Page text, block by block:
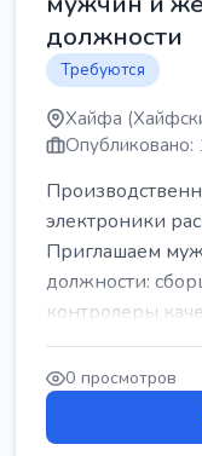
должности
Требуются
Хайфа
Опубликовано:
электроники
Приглашаем
должности:
контролеры
0 просмотров